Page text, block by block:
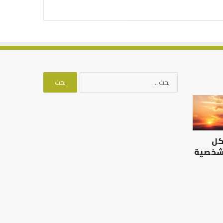
الرصيد
التربوي
والطفولة
المبكرة
..
كيف
شخصية
البحث